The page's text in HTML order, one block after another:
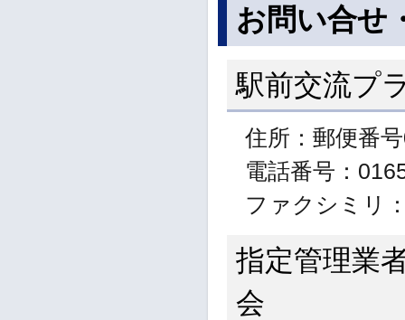
お問い合せ
駅前交流プ
住所：郵便番
電話番号：
ファクシミリ
指定管理業
会